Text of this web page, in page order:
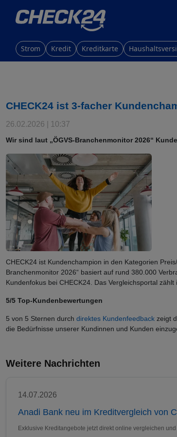
Strom Kredit Kreditkarte
CHECK24 ist 3-facher
26.02.2026 | 10:37
Wir sind laut „ÖGVS-Branchenmonitor 2026“
CHECK24 ist Kundenchampion in den Kategorien
Branchenmonitor 2026“ basiert auf rund 380.000
Kundenfokus bei CHECK24. Das Vergleichsportal
5/5 Top-Kundenbewertungen
5 von 5 Sternen durch direktes Kundenfeedback zeigt
die Bedürfnisse unserer Kundinnen und Kunden
Weitere Nachrichten
14.07.2026
Anadi Bank neu im Kreditvergleich von
Exklusive Kreditangebote jetzt direkt online vergleichen und